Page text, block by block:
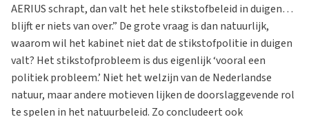
AERIUS schrapt, dan valt het hele stikstofbeleid in duigen…
blijft er niets van over.” De grote vraag is dan natuurlijk,
waarom wil het kabinet niet dat de stikstofpolitie in duigen
valt? Het stikstofprobleem is dus eigenlijk ‘vooral een
politiek probleem.’ Niet het welzijn van de Nederlandse
natuur, maar andere motieven lijken de doorslaggevende rol
te spelen in het natuurbeleid. Zo concludeert ook